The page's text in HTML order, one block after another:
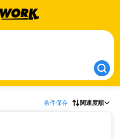
条件保存 関連度順